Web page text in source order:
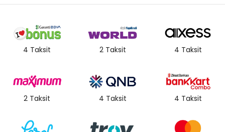
4 Taksit 2 Taksit 4 Taksit
2 Taksit 4 Taksit 4 Taksit